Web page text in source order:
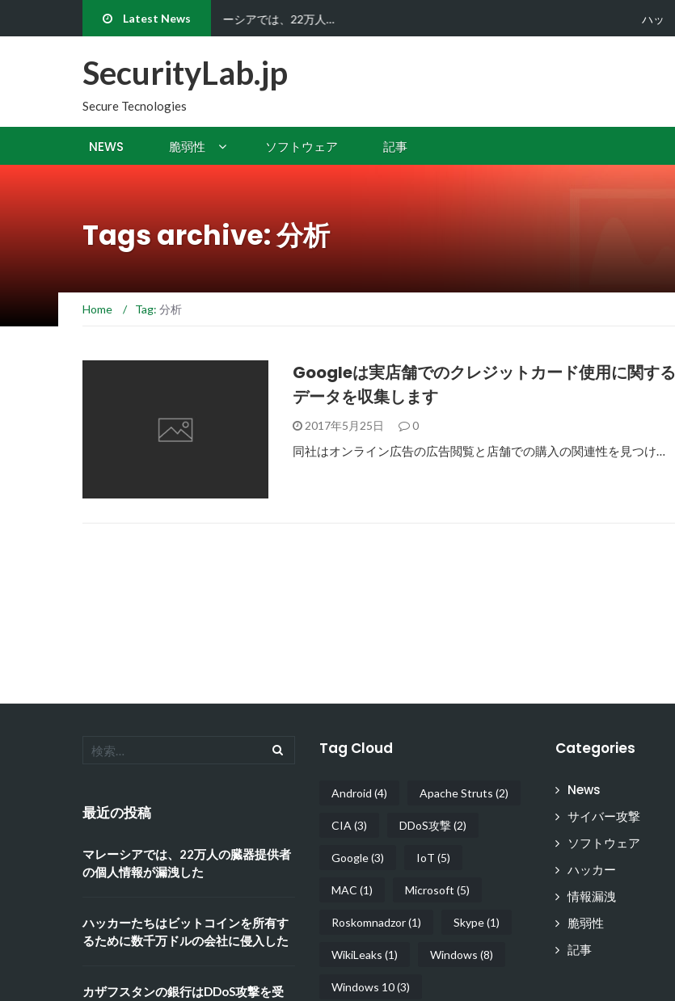
Latest News ハッカーたちはビットコイ…
SecurityLab.jp
Secure Tecnologies
NEWS 脆弱性 ソフトウェア 記事
Tags archive: 分析
Home / Tag: 分析
Googleは実店舗でのクレジットカード使用に関する
データを収集します
2017年5月25日 0
同社はオンライン広告の広告閲覧と店舗での購入の関連性を見つけ…
最近の投稿
マレーシアでは、22万人の臓器提供者
の個人情報が漏洩した
ハッカーたちはビットコインを所有す
るために数千万ドルの会社に侵入した
カザフスタンの銀行はDDoS攻撃を受
Tag Cloud
Android (4) Apache Struts (2)
CIA (3) DDoS攻撃(2)
Google(3) IoT (5)
MAC (1) Microsoft (5)
Roskomnadzor(1) Skype(1)
WikiLeaks (1) Windows (8)
Windows 10(3)
Categories
News
サイバー攻撃
ソフトウェア
ハッカー
情報漏洩
脆弱性
記事